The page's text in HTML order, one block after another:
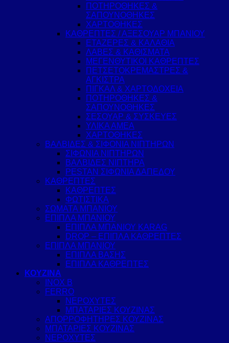
ΠΟΤΗΡΟΘΗΚΕΣ &
ΣΑΠΟΥΝΟΘΗΚΕΣ
ΧΑΡΤΟΘΗΚΕΣ
ΚΑΘΡΕΠΤΕΣ / ΑΞΕΣΟΥΑΡ ΜΠΑΝΙΟΥ
ΕΤΑΖΕΡΕΣ & ΚΑΛΑΘΙΑ
ΛΑΒΕΣ & ΚΑΘΙΣΜΑΤΑ
ΜΕΓΕΝΘΥΤΙΚΟΙ ΚΑΘΡΕΠΤΕΣ
ΠΕΤΣΕΤΟΚΡΕΜΑΣΤΡΕΣ &
ΑΓΚΙΣΤΡΑ
ΠΙΓΚΑΛ & ΧΑΡΤΟΔΟΧΕΙΑ
ΠΟΤΗΡΟΘΗΚΕΣ &
ΣΑΠΟΥΝΟΘΗΚΕΣ
ΣΕΣΟΥΑΡ & ΣΥΣΚΕΥΕΣ
ΥΛΙΚΑ ΑΜΕΑ
ΧΑΡΤΟΘΗΚΕΣ
ΒΑΛΒΙΔΕΣ & ΣΙΦΟΝΙΑ ΝΙΠΤΗΡΩΝ
ΣΙΦΩΝΙΑ ΝΙΠΤΗΡΩΝ
ΒΑΛΒΙΔΕΣ ΝΙΠΤΗΡΑ
PESTAN ΣΙΦΩΝΙΑ ΔΑΠΕΔΟΥ
ΚΑΘΡΕΠΤΕΣ
ΚΑΘΡΕΠΤΕΣ
ΦΩΤΙΣΤΙΚΑ
ΣΩΜΑΤΑ ΜΠΑΝΙΟΥ
ΕΠΙΠΛΑ ΜΠΑΝΙΟΥ
ΕΠΙΠΛΑ ΜΠΑΝΙΟΥ KARAG
DROP – ΕΠΙΠΛΑ ΚΑΘΡΕΠΤΕΣ
ΕΠΙΠΛΑ ΜΠΑΝΙΟΥ
ΕΠΙΠΛΑ ΒΑΣΗΣ
ΕΠΙΠΛΑ ΚΑΘΡΕΠΤΕΣ
ΚΟΥΖΙΝΑ
INOX B
FERRO
ΝΕΡΟΧΥΤΕΣ
ΜΠΑΤΑΡΙΕΣ ΚΟΥΖΙΝΑΣ
ΑΠΟΡΡΟΦΗΤΗΡΕΣ ΚΟΥΖΙΝΑΣ
ΜΠΑΤΑΡΙΕΣ ΚΟΥΖΙΝΑΣ
ΝΕΡΟΧΥΤΕΣ